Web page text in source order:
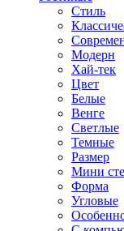
Стиль
Модерн
Хай-тек
Цвет
Белые
Венге
Светлые
Темные
Размер
Мини
Форма
Угловые